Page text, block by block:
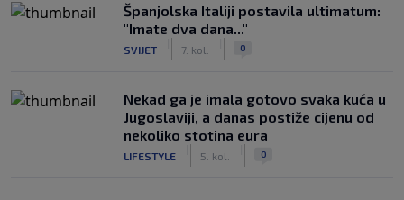
Španjolska Italiji postavila ultimatum:
"Imate dva dana..."
SVIJET 7. kol. 0
Nekad ga je imala gotovo svaka kuća u
Jugoslaviji, a danas postiže cijenu od
nekoliko stotina eura
LIFESTYLE 5. kol. 0